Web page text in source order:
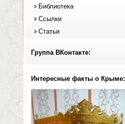
Библиотека
Ссылки
Статьи
Группа ВКонтакте:
Интересные факты о Крыме: